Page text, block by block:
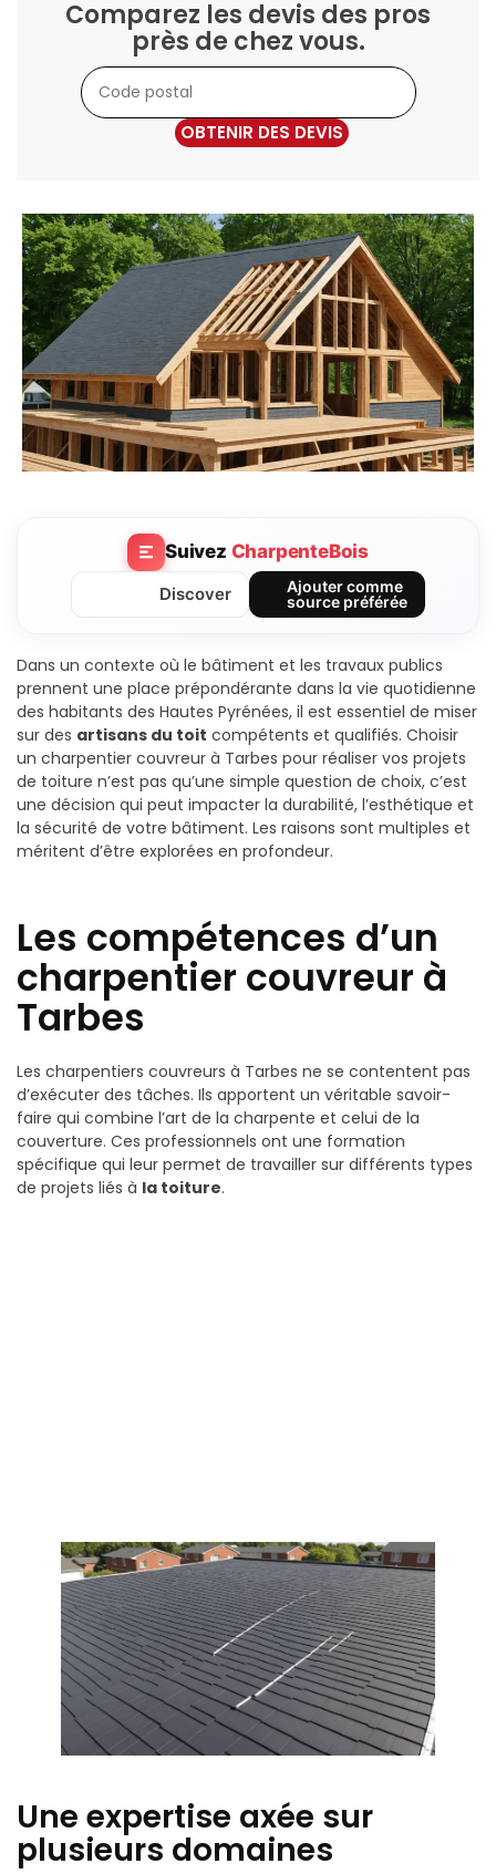
Comparez les devis des pros
près de chez vous.
OBTENIR DES DEVIS
Suivez CharpenteBois
Discover
Ajouter comme
source préférée
Dans un contexte où le bâtiment et les travaux publics
prennent une place prépondérante dans la vie quotidienne
des habitants des Hautes Pyrénées, il est essentiel de miser
sur des artisans du toit compétents et qualifiés. Choisir
un charpentier couvreur à Tarbes pour réaliser vos projets
de toiture n’est pas qu’une simple question de choix, c’est
une décision qui peut impacter la durabilité, l’esthétique et
la sécurité de votre bâtiment. Les raisons sont multiples et
méritent d’être explorées en profondeur.
Les compétences d’un
charpentier couvreur à
Tarbes
Les charpentiers couvreurs à Tarbes ne se contentent pas
d’exécuter des tâches. Ils apportent un véritable savoir-
faire qui combine l’art de la charpente et celui de la
couverture. Ces professionnels ont une formation
spécifique qui leur permet de travailler sur différents types
de projets liés à la toiture.
Une expertise axée sur
plusieurs domaines